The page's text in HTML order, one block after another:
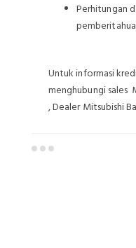
Perhitungan
Untuk informasi
menghubungi sales
, Dealer Mitsubishi